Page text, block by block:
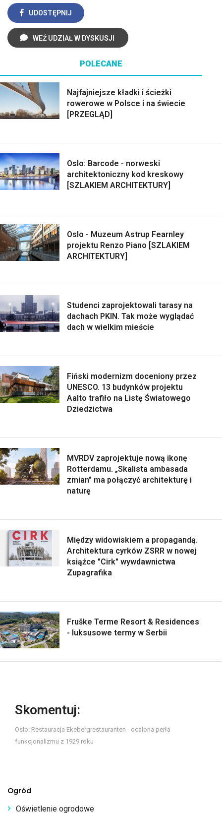
UDOSTĘPNIJ
WEŹ UDZIAŁ W DYSKUSJI
POLECANE
Najfajniejsze kładki i ścieżki
rowerowe w Polsce i na świecie
[PRZEGLĄD]
Oslo: Barcode - norweski
architektoniczny kod kreskowy
[SZLAKIEM ARCHITEKTURY]
Oslo - Muzeum Astrup Fearnley
projektu Renzo Piano [SZLAKIEM
ARCHITEKTURY]
Studenci zaprojektowali tarasy na
dachach PKIN. Tak może wyglądać
dach w wielkim mieście
Fiński modernizm doceniony przez
UNESCO. 13 budynków projektu
Aalto trafiło na Listę Światowego
Dziedzictwa
MVRDV zaprojektuje nową ikonę
Rotterdamu. „Skalista ambasada
zmian” ma połączyć architekturę i
naturę
Między widowiskiem a propagandą.
Architektura cyrków ZSRR w nowej
książce "Cirk" wywdawnictwa
Zupagrafika
Fruške Terme Resort & Residences
- luksusowe termy w Serbii
Skomentuj:
Oslo: Restauracja Ekebergrestauranten - ocalona perła
funkcjonalizmu z 1929 roku
Ogród
Oświetlenie ogrodowe